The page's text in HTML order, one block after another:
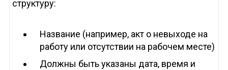
структуру:
Название (например, акт о невыходе на
работу или отсутствии на рабочем месте)
Должны быть указаны дата, время и